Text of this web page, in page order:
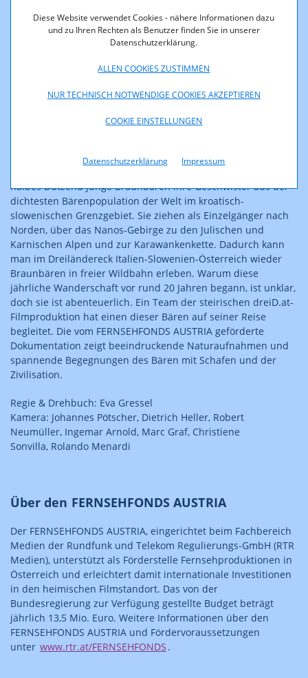
Diese Website verwendet Cookies - nähere Informationen dazu
und zu Ihren Rechten als Benutzer finden Sie in unserer
Datenschutzerklärung.
ALLEN COOKIES ZUSTIMMEN
NUR TECHNISCH NOTWENDIGE COOKIES AKZEPTIEREN
COOKIE EINSTELLUNGEN
Datenschutzerklärung Impressum
halbes Dutzend junge Braunbären ihre Geschwister aus der
dichtesten Bärenpopulation der Welt im kroatisch-
slowenischen Grenzgebiet. Sie ziehen als Einzelgänger nach
Norden, über das Nanos-Gebirge zu den Julischen und
Karnischen Alpen und zur Karawankenkette. Dadurch kann
man im Dreiländereck Italien-Slowenien-Österreich wieder
Braunbären in freier Wildbahn erleben. Warum diese
jährliche Wanderschaft vor rund 20 Jahren begann, ist unklar,
doch sie ist abenteuerlich. Ein Team der steirischen dreiD.at-
Filmproduktion hat einen dieser Bären auf seiner Reise
begleitet. Die vom FERNSEHFONDS AUSTRIA geförderte
Dokumentation zeigt beeindruckende Naturaufnahmen und
spannende Begegnungen des Bären mit Schafen und der
Zivilisation.
Regie & Drehbuch: Eva Gressel
Kamera: Johannes Pötscher, Dietrich Heller, Robert
Neumüller, Ingemar Arnold, Marc Graf, Christiene
Sonvilla, Rolando Menardi
Über den FERNSEHFONDS AUSTRIA
Der FERNSEHFONDS AUSTRIA, eingerichtet beim Fachbereich
Medien der Rundfunk und Telekom Regulierungs-GmbH (RTR
Medien), unterstützt als Förderstelle Fernsehproduktionen in
Österreich und erleichtert damit internationale Investitionen
in den heimischen Filmstandort. Das von der
Bundesregierung zur Verfügung gestellte Budget beträgt
jährlich 13,5 Mio. Euro. Weitere Informationen über den
FERNSEHFONDS AUSTRIA und Fördervoraussetzungen
unter www.rtr.at/FERNSEHFONDS .